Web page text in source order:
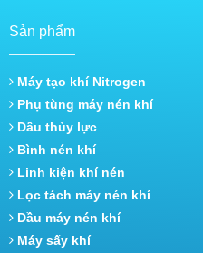
Sản phẩm
Máy tạo khí Nitrogen
Phụ tùng máy nén khí
Dầu thủy lực
Bình nén khí
Linh kiện khí nén
Lọc tách máy nén khí
Dầu máy nén khí
Máy sấy khí